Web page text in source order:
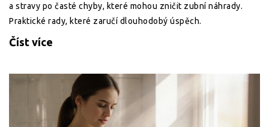
a stravy po časté chyby, které mohou zničit zubní náhrady.
Praktické rady, které zaručí dlouhodobý úspěch.
Číst více